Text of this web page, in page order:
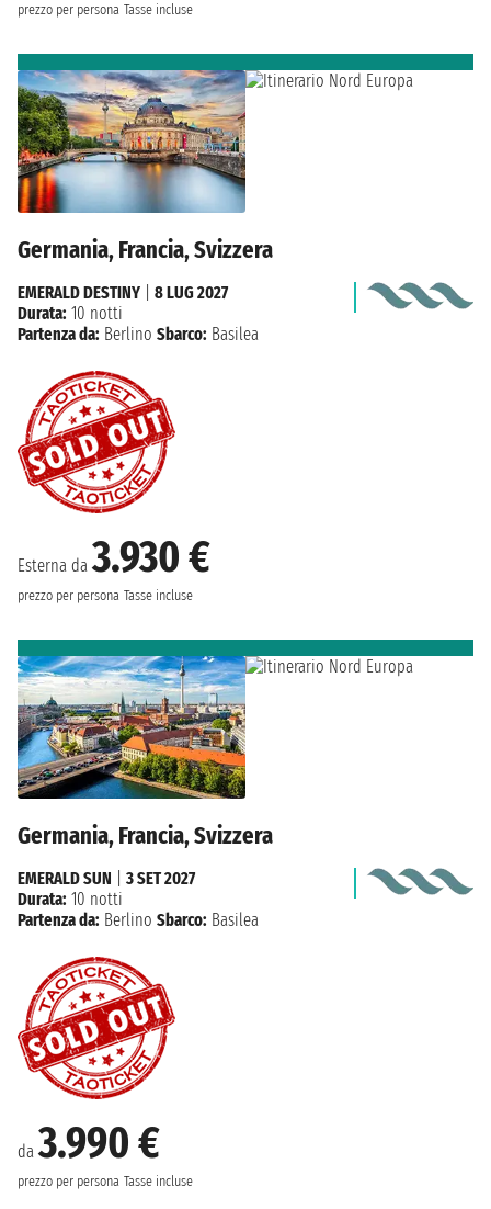
prezzo per persona Tasse incluse
Germania, Francia, Svizzera
Esterna da3.930 €
prezzo per persona Tasse incluse
EMERALD DESTINY
8 LUG 2027
Durata: 10 notti
Partenza da: Berlino Sbarco: Basilea
Germania, Francia, Svizzera
da3.990 €
prezzo per persona Tasse incluse
EMERALD SUN
3 SET 2027
Durata: 10 notti
Partenza da: Berlino Sbarco: Basilea